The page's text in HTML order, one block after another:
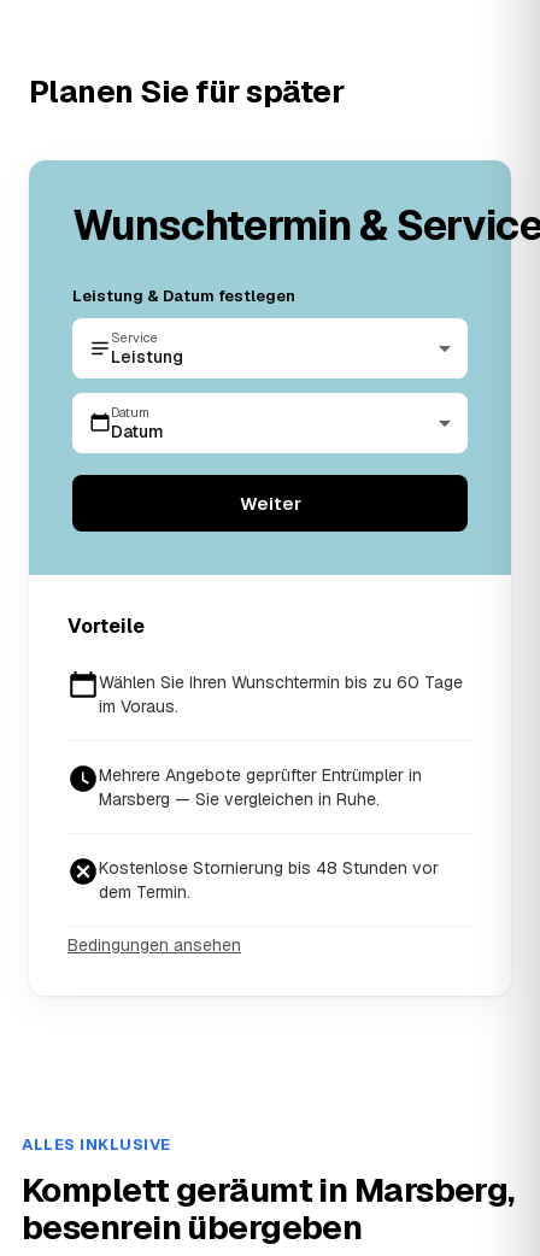
Planen Sie für später
Wunschtermin &
Leistung & Datum festlegen
Service
Leistung
Datum
Datum
Weiter
Vorteile
Wählen Sie Ihren Wunschtermin bis zu 60 Tage
im Voraus.
Mehrere Angebote geprüfter Entrümpler in
Marsberg — Sie vergleichen in Ruhe.
Kostenlose Stornierung bis 48 Stunden vor
dem Termin.
Bedingungen ansehen
ALLES INKLUSIVE
Komplett geräumt in Marsberg,
besenrein übergeben